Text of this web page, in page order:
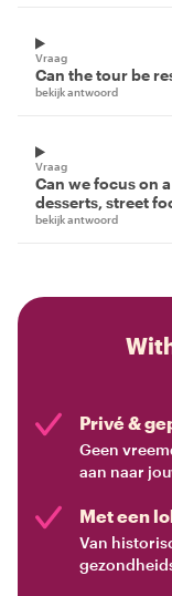
Vraag
Can the tour be
bekijk antwoord
Vraag
Can we focus on
desserts, street
bekijk antwoord
Privé &
Geen
aan naar
Met een
Van